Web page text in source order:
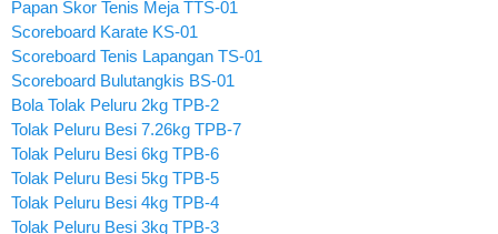
Papan Skor Tenis Meja TTS-01
Scoreboard Karate KS-01
Scoreboard Tenis Lapangan TS-01
Scoreboard Bulutangkis BS-01
Bola Tolak Peluru 2kg TPB-2
Tolak Peluru Besi 7.26kg TPB-7
Tolak Peluru Besi 6kg TPB-6
Tolak Peluru Besi 5kg TPB-5
Tolak Peluru Besi 4kg TPB-4
Tolak Peluru Besi 3kg TPB-3